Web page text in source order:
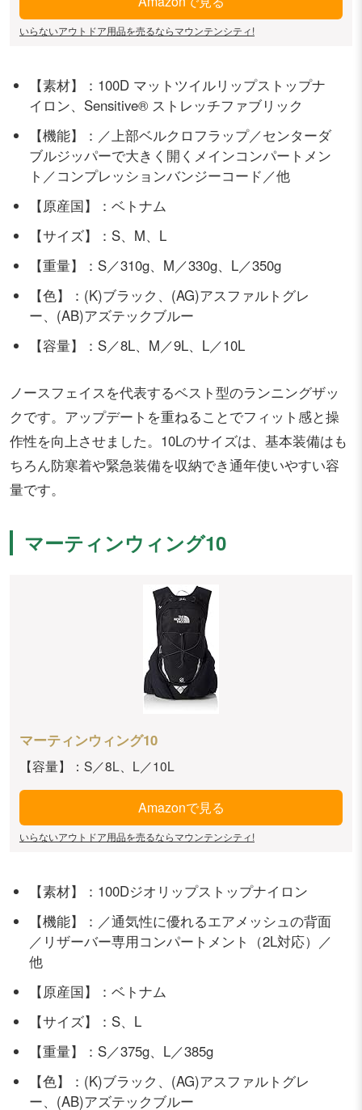
いらないアウトドア用品を売るならマウンテンシティ!
【素材】：100D マットツイルリップストップナ
イロン、Sensitive® ストレッチファブリック
【機能】：／上部ベルクロフラップ／センターダ
ブルジッパーで大きく開くメインコンパートメン
ト／コンプレッションバンジーコード／他
【原産国】：ベトナム
【サイズ】：S、M、L
【重量】：S／310g、M／330g、L／350g
【色】：(K)ブラック、(AG)アスファルトグレ
ー、(AB)アズテックブルー
【容量】：S／8L、M／9L、L／10L
ノースフェイスを代表するベスト型のランニングザッ
クです。アップデートを重ねることでフィット感と操
作性を向上させました。10Lのサイズは、基本装備はも
ちろん防寒着や緊急装備を収納でき通年使いやすい容
量です。
マーティンウィング10
マーティンウィング10
【容量】：S／8L、L／10L
Amazonで見る
いらないアウトドア用品を売るならマウンテンシティ!
【素材】：100Dジオリップストップナイロン
【機能】：／通気性に優れるエアメッシュの背面
／リザーバー専用コンパートメント（2L対応）／
他
【原産国】：ベトナム
【サイズ】：S、L
【重量】：S／375g、L／385g
【色】：(K)ブラック、(AG)アスファルトグレ
ー、(AB)アズテックブルー